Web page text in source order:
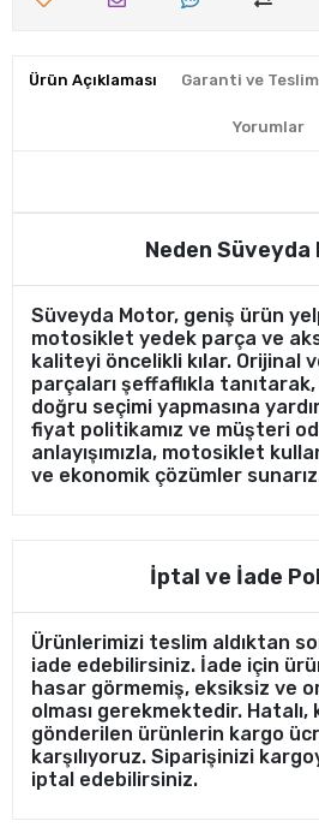
Ürün Açıklaması Garanti ve
Yorumlar
Neden Süveyda
Süveyda Motor, geniş ürün
motosiklet yedek parça ve
kaliteyi öncelikli kılar. Orijinal
parçaları şeffaflıkla
doğru seçimi yapmasına
fiyat politikamız ve müşteri
anlayışımızla, motosiklet
ve ekonomik çözümler
İptal ve İade
Ürünlerimizi teslim aldıktan
iade edebilirsiniz. İade için
hasar görmemiş, eksiksiz ve
olması gerekmektedir. Hatalı,
gönderilen ürünlerin kargo
karşılıyoruz. Siparişinizi
iptal edebilirsiniz.